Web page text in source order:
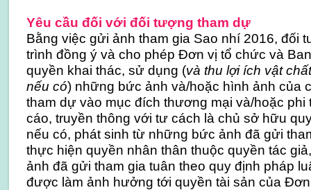
Yêu cầu đối với đối tượng tham dự
Bằng việc gửi ảnh tham gia Sao nhí 2016, đối
trình đồng ý và cho phép Đơn vị tổ chức và
quyền khai thác, sử dụng (và thu lợi ích vật
nếu có) những bức ảnh và/hoặc hình ảnh của
tham dự vào mục đích thương mại và/hoặc
cáo, truyền thông với tư cách là chủ sở hữu
nếu có, phát sinh từ những bức ảnh đã gửi
thực hiện quyền nhân thân thuộc quyền tác
ảnh đã gửi tham gia tuân theo quy định pháp
được làm ảnh hưởng tới quyền tài sản của